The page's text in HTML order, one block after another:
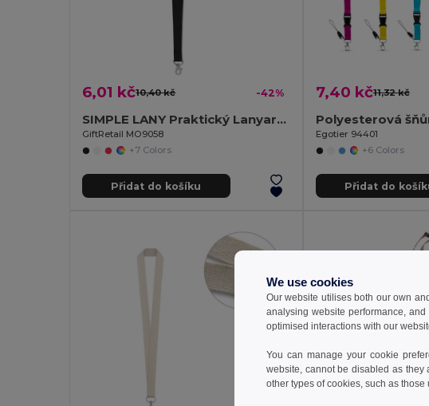
6,01 kč10,40 kč -42%
SIMPLE LANY Praktický Lanyard s Kovovým Háčkem 20 mm
GiftRetail MO9058
+7 Colors
Přidat do košíku
7,40 kč11,32 kč
Egotier 94401
+6 Colors
Přidat do
We use cookies
Our website utilises both our own
analysing website performance,
optimised interactions with our
You can manage your cookie
website, cannot be disabled as they
other types of cookies, such as